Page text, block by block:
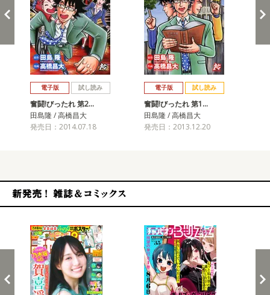
電子版 試し読み
奮闘!びったれ 第2…
田島隆 / 高橋昌大
発売日：2014.07.18
電子版 試し読み
奮闘!びったれ 第1…
田島隆 / 高橋昌大
発売日：2013.12.20